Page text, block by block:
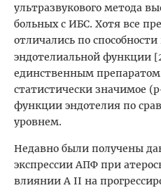
ультразвукового метода
больных с ИБС. Хотя все
отличались по
эндотелиальной функции
единственным
статистически значимое
функции эндотелия по
уровнем.
Недавно были получены
экспрессии АПФ при
влиянии А II на